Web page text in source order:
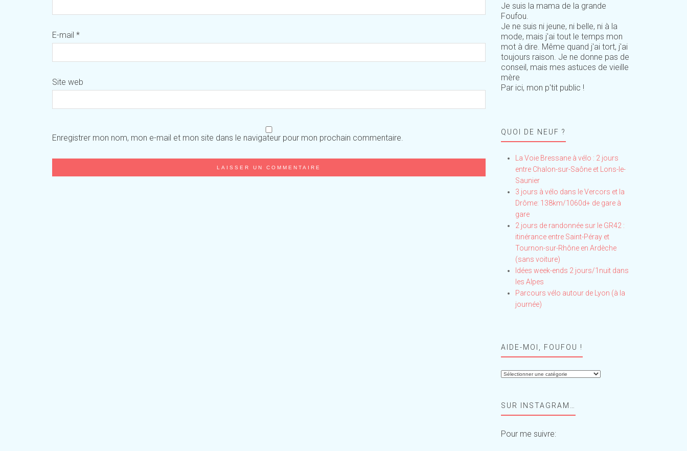
E-mail *
Site web
Enregistrer mon nom, mon e-mail et mon site dans le navigateur pour mon prochain commentaire.
Je suis la mama de la grande
Foufou.
Je ne suis ni jeune, ni belle, ni à la
mode, mais j'ai tout le temps mon
mot à dire. Même quand j'ai tort, j'ai
toujours raison. Je ne donne pas de
conseil, mais mes astuces de vieille
mère
Par ici, mon p'tit public !
QUOI DE NEUF ?
La Voie Bressane à vélo : 2 jours
entre Chalon-sur-Saône et Lons-le-
Saunier
3 jours à vélo dans le Vercors et la
Drôme: 138km/1060d+ de gare à
gare
2 jours de randonnée sur le GR42 :
itinérance entre Saint-Péray et
Tournon-sur-Rhône en Ardèche
(sans voiture)
Idées week-ends 2 jours/1nuit dans
les Alpes
Parcours vélo autour de Lyon (à la
journée)
AIDE-MOI, FOUFOU !
Aide-
!SUR INSTAGRAM…
Pour me suivre: